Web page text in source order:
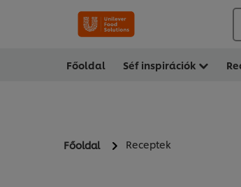
Főoldal Séf inspirációk
Főoldal Receptek